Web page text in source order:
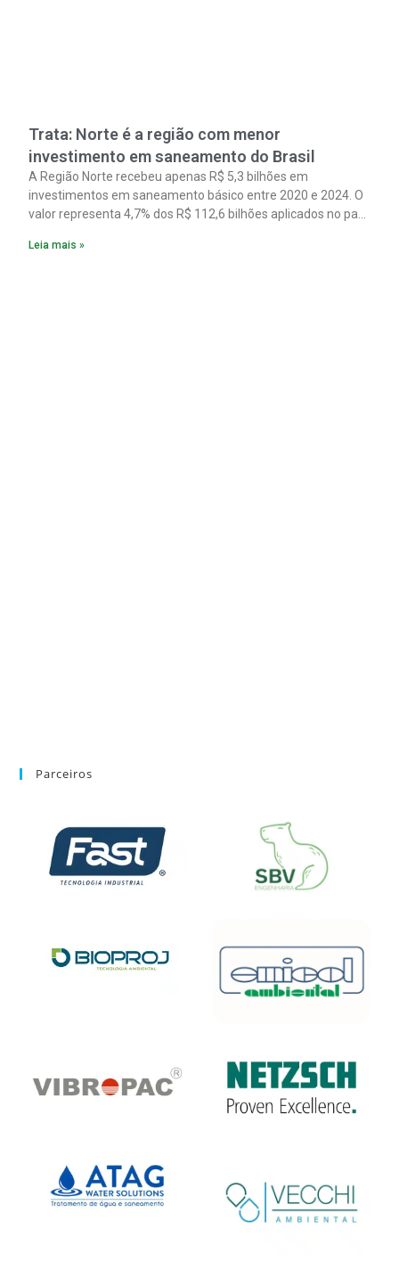
Trata: Norte é a região com menor
investimento em saneamento do Brasil
A Região Norte recebeu apenas R$ 5,3 bilhões em
investimentos em saneamento básico entre 2020 e 2024. O
valor representa 4,7% dos R$ 112,6 bilhões aplicados no país
Brasil em parceria com a GO Associados.
Leia mais »
Parceiros